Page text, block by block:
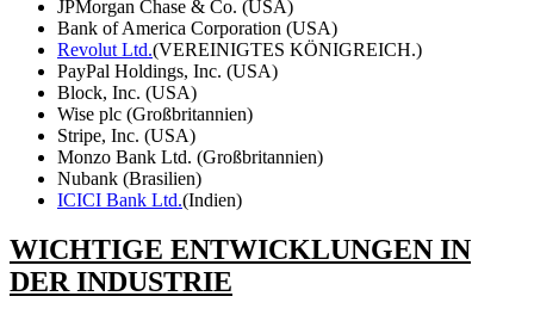
JPMorgan Chase & Co. (USA)
Bank of America Corporation (USA)
Revolut Ltd.(VEREINIGTES KÖNIGREICH.)
PayPal Holdings, Inc. (USA)
Block, Inc. (USA)
Wise plc (Großbritannien)
Stripe, Inc. (USA)
Monzo Bank Ltd. (Großbritannien)
Nubank (Brasilien)
ICICI Bank Ltd.(Indien)
WICHTIGE ENTWICKLUNGEN IN
DER INDUSTRIE